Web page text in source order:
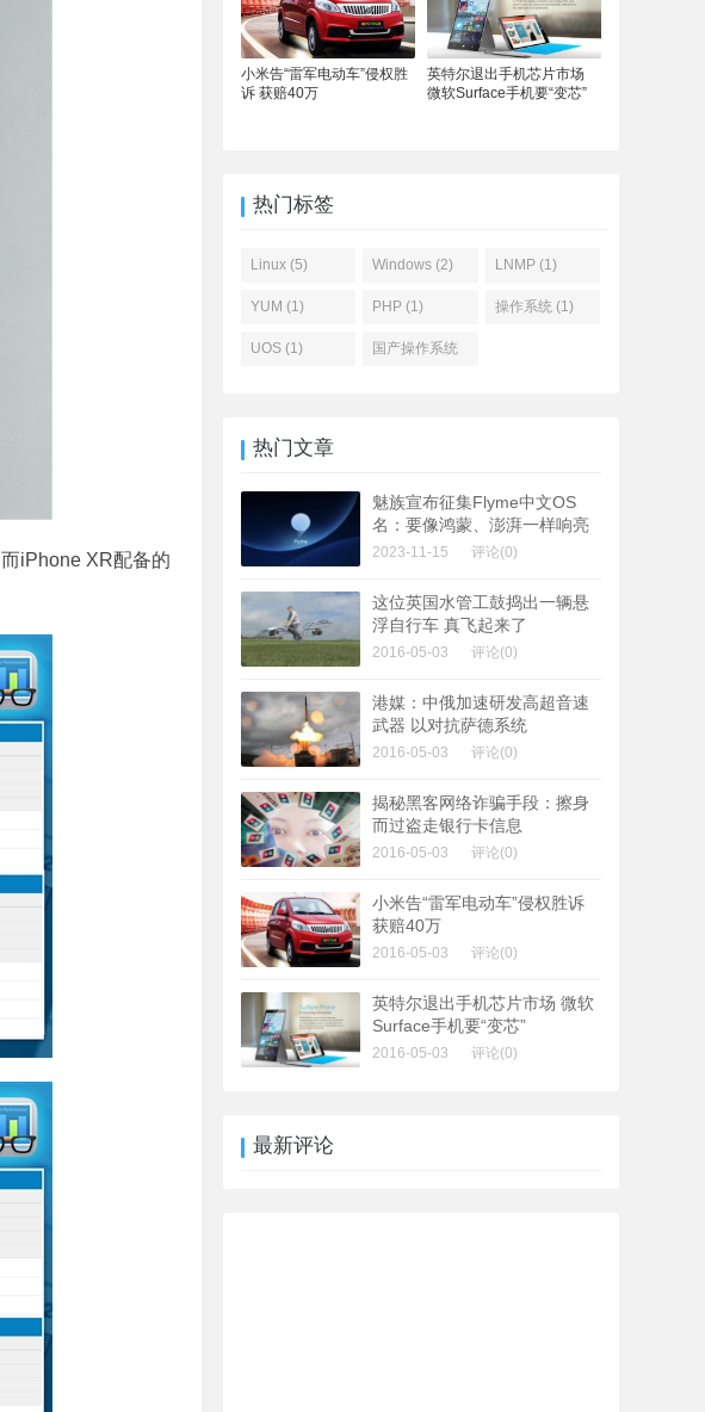
iPhone XR配备的
小米告“雷军电动车”侵权胜
诉 获赔40万
英特尔退出手机芯片市场
微软Surface手机要“变芯”
热门标签
Linux (5) Windows (2) LNMP (1)
YUM (1) PHP (1) 操作系统 (1)
UOS (1) 国产操作系统
热门文章
魅族宣布征集Flyme中文OS
名：要像鸿蒙、澎湃一样响亮
2023-11-15 评论(0)
这位英国水管工鼓捣出一辆悬
浮自行车 真飞起来了
2016-05-03 评论(0)
港媒：中俄加速研发高超音速
武器 以对抗萨德系统
2016-05-03 评论(0)
揭秘黑客网络诈骗手段：擦身
而过盗走银行卡信息
2016-05-03 评论(0)
小米告“雷军电动车”侵权胜诉
获赔40万
2016-05-03 评论(0)
英特尔退出手机芯片市场 微软
Surface手机要“变芯”
2016-05-03 评论(0)
最新评论